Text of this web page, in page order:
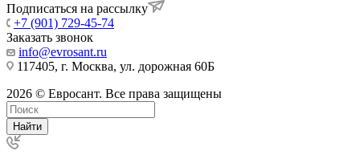
Подписаться на рассылку
+7 (901) 729-45-74
Заказать звонок
info@evrosant.ru
117405, г. Москва, ул. дорожная 60Б
2026 © Евросант. Все права защищены
Найти